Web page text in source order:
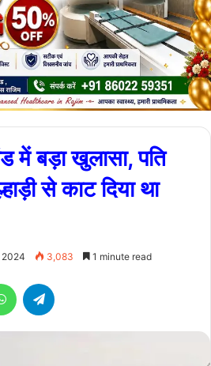
में बड़ा खुलासा, पति
से काट दिया था
2024 3,083 1 minute read